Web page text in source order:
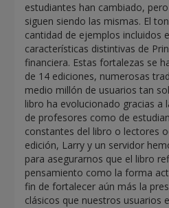
estudiantes han cambiado,
siguen siendo las mismas. El
cantidad de ejemplos incluidos
características distintivas de
financiera. Estas fortalezas se
de 14 ediciones, numerosas
medio millón de usuarios tan
libro ha evolucionado gracias
de profesores como de
constantes del libro o lectores
edición, Larry y un servidor
para asegurarnos que el libro
pensamiento como la forma
fin de fortalecer aún más la
clásicos que nuestros usuarios